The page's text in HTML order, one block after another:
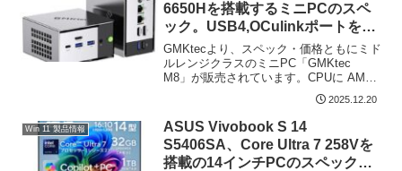
6650Hを搭載するミニPCのスペ
ック。USB4,OCulinkポートを搭
載し、タイムセール価格は49,997
円
GMKtecより、スペック・価格ともにミド
ルレンジクラスのミニPC「GMKtec
M8」が販売されています。CPUに AMD
Ryzen 5 PRO 6650H、メモリはオンボー
ドの16GB、SSDはPCIe 3.0 512GBの構
成にして...
2025.12.20
Win 11 製品情報
ASUS Vivobook S 14
S5406SA、Core Ultra 7 258Vを
搭載の14インチPCのスペック。